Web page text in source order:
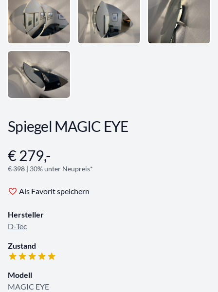
Spiegel MAGIC EYE
Angebotsinformationen
€ 279,-
€ 398 | 30% unter Neupreis*
Als Favorit speichern
Hersteller
D-Tec
Zustand
Modell
MAGIC EYE